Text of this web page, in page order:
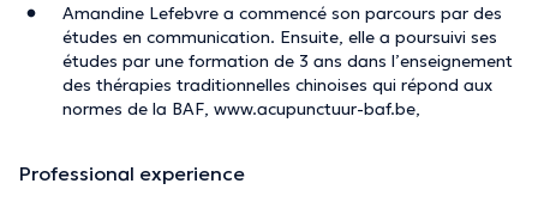
Amandine Lefebvre a commencé son parcours par des
études en communication. Ensuite, elle a poursuivi ses
études par une formation de 3 ans dans l’enseignement
des thérapies traditionnelles chinoises qui répond aux
normes de la BAF, www.acupunctuur-baf.be,
Professional experience